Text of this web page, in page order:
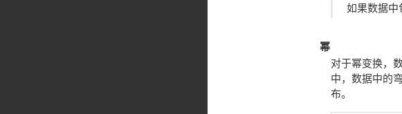
如果数据中
幂
对于幂变换，
中，数据中的
布。